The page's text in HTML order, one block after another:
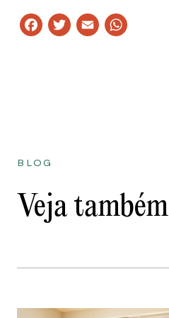
BLOG
Veja também